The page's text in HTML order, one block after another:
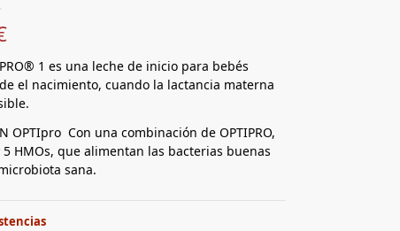
1 es una leche de inicio para bebés
el nacimiento, cuando la lactancia materna
OPTIpro Con una combinación de OPTIPRO,
HMOs, que alimentan las bacterias buenas
sana.